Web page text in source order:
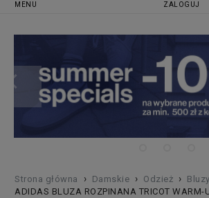
MENU ZALOGUJ
Strona główna › Damskie › Odzież › Bluzy
ADIDAS BLUZA ROZPINANA TRICOT WARM-